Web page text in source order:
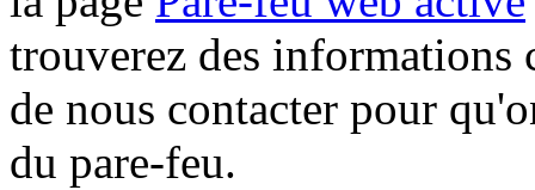
trouverez des informations
de nous contacter pour
du pare-feu.